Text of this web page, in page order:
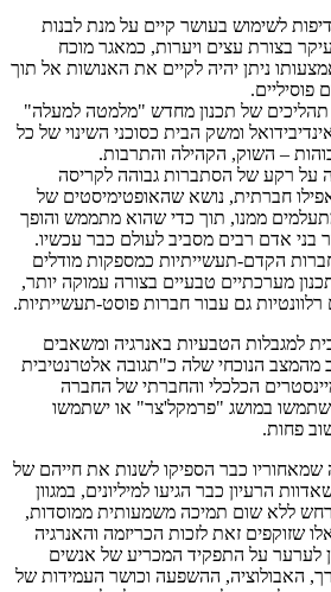
לשימוש בעושר קיים על מנת לבנות
בצורת עצים ויערות, כמאגר מוכח
ניתן יהיה לקיים את האנושות אל תוך
פוסיליים.
של תכנון מחדש "מלמטה למעלה"
ומשק הבית כסוכני השינוי של כל
– השוק, הקהילה והתרבות.
על רקע של הסתברות גבוהה לקריסה
חברתית, נושא שהאופטימיסטים של
מתעלמים ממנו, תוך כדי שהוא מתממש והופך
בני אדם רבים מסביב לעולם כבר עכשיו.
הקדם-תעשייתיות כמספקות מודלים
מערכתיים טבעיים בצורה עמוקה יותר,
גם עבור חברות פוסט-תעשייתיות.
למגבלות הטבעיות באנרגיה ומשאבים
מהמצב הנוכחי שלה כ"תגובה אלטרנטיבית
הכלכלי והחברתי של החברה
במושג "פרמקל'צר" או ישתמשו
פחות.
שמאחוריו כבר הספיקו לשנות את חייהם של
הרעיון כבר הגיעו למיליונים, במגוון
ללא שום תמיכה משמעותית ממוסדות,
שזוקפים זאת לזכות הכריזמה והאנרגיה
לערער על התפקיד המכריע של אנשים
האבולוציה, ההשפעה וכושר העמידות של